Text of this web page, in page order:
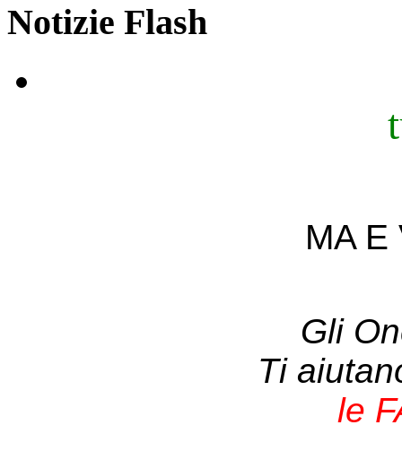
Notizie Flash
MA E
Gli
Ti
le